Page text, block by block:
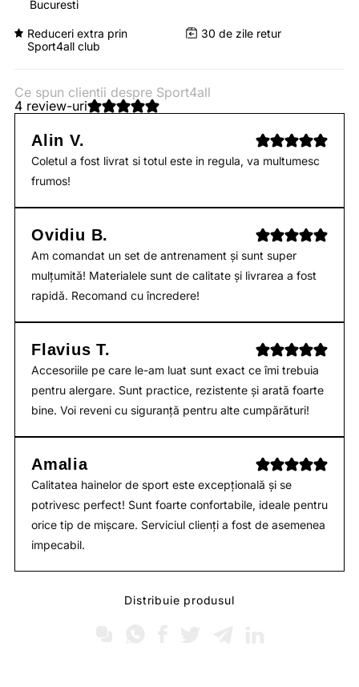
Bucuresti
Reduceri extra prin
Sport4all club
30 de zile retur
Ce spun clientii despre Sport4all
4 review-uri
Alin V.
Coletul a fost livrat si totul este in regula, va multumesc
frumos!
Ovidiu B.
Am comandat un set de antrenament și sunt super
mulțumită! Materialele sunt de calitate și livrarea a fost
rapidă. Recomand cu încredere!
Flavius T.
Accesoriile pe care le-am luat sunt exact ce îmi trebuia
pentru alergare. Sunt practice, rezistente și arată foarte
bine. Voi reveni cu siguranță pentru alte cumpărături!
Amalia
Calitatea hainelor de sport este excepțională și se
potrivesc perfect! Sunt foarte confortabile, ideale pentru
orice tip de mișcare. Serviciul clienți a fost de asemenea
impecabil.
Distribuie produsul